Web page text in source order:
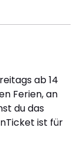
ab 14
Ferien, an
du das
ist für